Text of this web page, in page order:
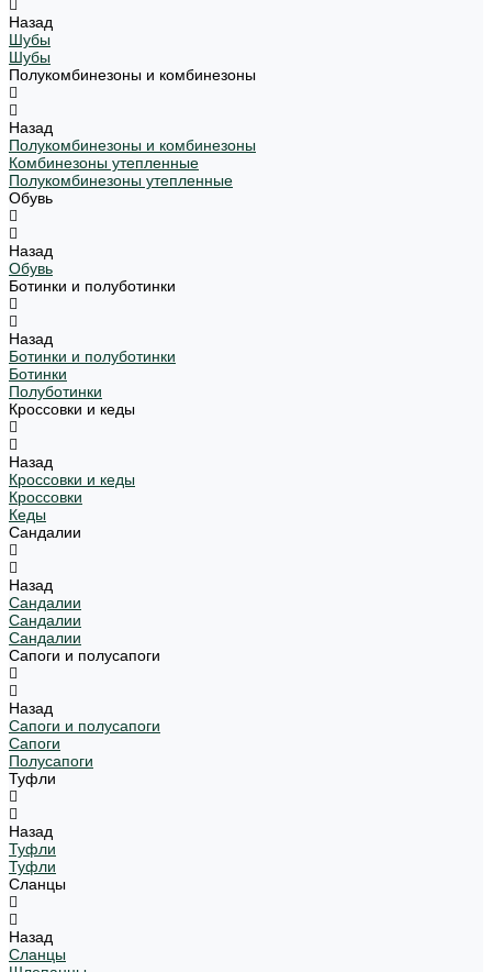
Назад
Шубы
Шубы
Полукомбинезоны и комбинезоны
Назад
Полукомбинезоны и комбинезоны
Комбинезоны утепленные
Полукомбинезоны утепленные
Обувь
Назад
Обувь
Ботинки и полуботинки
Назад
Ботинки и полуботинки
Ботинки
Полуботинки
Кроссовки и кеды
Назад
Кроссовки и кеды
Кроссовки
Кеды
Сандалии
Назад
Сандалии
Сандалии
Сандалии
Сапоги и полусапоги
Назад
Сапоги и полусапоги
Сапоги
Полусапоги
Туфли
Назад
Туфли
Туфли
Сланцы
Назад
Сланцы